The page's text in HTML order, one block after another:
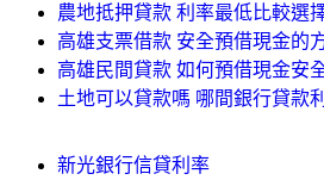
農地抵押貸款 利率最低比較選
高雄支票借款 安全預借現金的
高雄民間貸款 如何預借現金安
土地可以貸款嗎 哪間銀行貸款
新光銀行信貸利率